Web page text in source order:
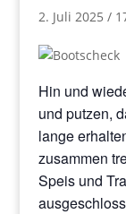
2. Juli 2025 /
Hin und
und putzen,
lange
zusammen
Speis und